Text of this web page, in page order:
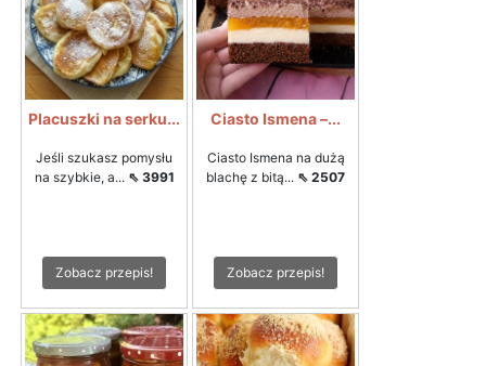
Placuszki na serku...
Jeśli szukasz pomysłu
na szybkie, a... ⇖ 3991
Zobacz przepis!
Ciasto Ismena –...
Ciasto Ismena na dużą
blachę z bitą... ⇖ 2507
Zobacz przepis!